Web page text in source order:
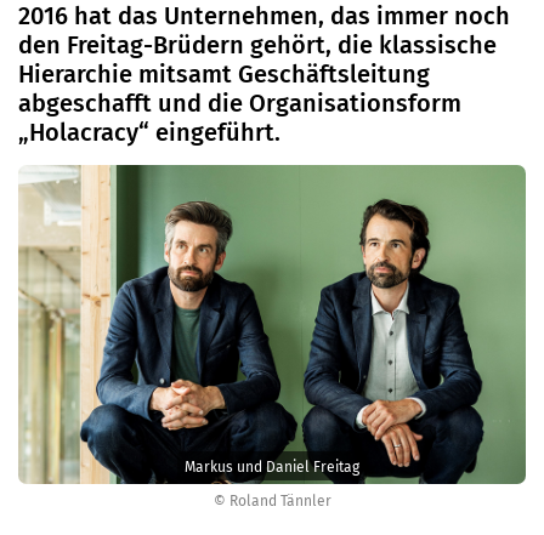
© Roland Tännler
Markus und Daniel Freitag
2016 hat das Unternehmen, das immer noch
den Freitag-Brüdern gehört, die klassische
Hierarchie mitsamt Geschäftsleitung
abgeschafft und die Organisationsform
„Holacracy“ eingeführt.